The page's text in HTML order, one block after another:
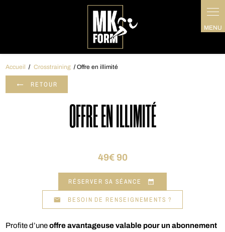
Accueil Crosstraining Offre en illimité
RETOUR
OFFRE EN ILLIMITÉ
49€ 90
RÉSERVER SA SÉANCE
BESOIN DE RENSEIGNEMENTS ?
Profite d’uneoffre avantageuse valable pour un abonnement
Panneau de gestion des cookies